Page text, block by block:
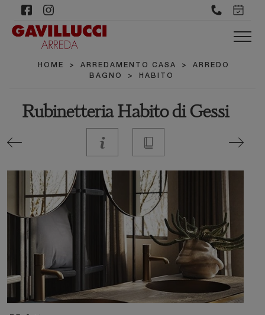
HOME > ARREDAMENTO CASA >
ARREDO
BAGNO
> HABITO
Rubinetteria Habito di Gessi